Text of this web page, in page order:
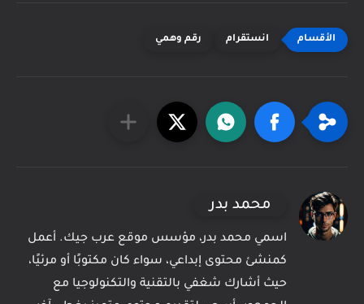
انستقرام رقم وهمي
محمد بدر
اسمي محمد بدر، مؤسس موقع عرب جيك. أعمل
كمنشئ محتوى إبداعي، سواء كان مكتوبًا أو مرئيًا،
حيث أشارك شغفي بالتقنية والتكنولوجيا مع